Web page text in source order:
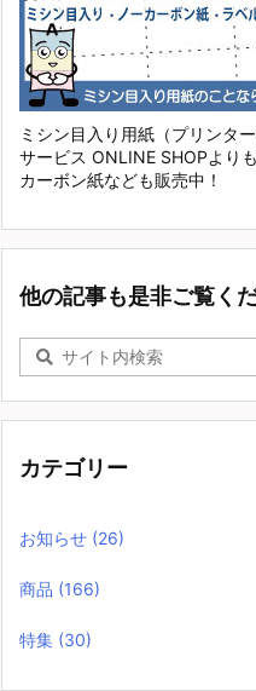
ミシン目入り用紙（プリンタ
サービス ONLINE SHOPより
カーボン紙なども販売中！
他の記事も是非ご覧く
カテゴリー
お知らせ (26)
商品 (166)
特集 (30)